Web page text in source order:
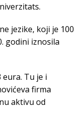
jezike, koji je 100
godini iznosila
Tu je i
firma
aktivu od